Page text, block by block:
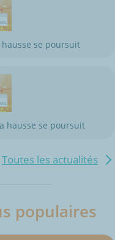
se poursuit
hausse se poursuit
Toutes les actualités
populaires